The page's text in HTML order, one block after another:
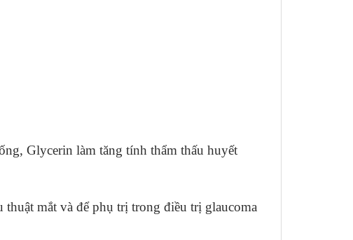
Glycerin làm tăng tính thẩm thấu huyết
mắt và để phụ trị trong điều trị glaucoma